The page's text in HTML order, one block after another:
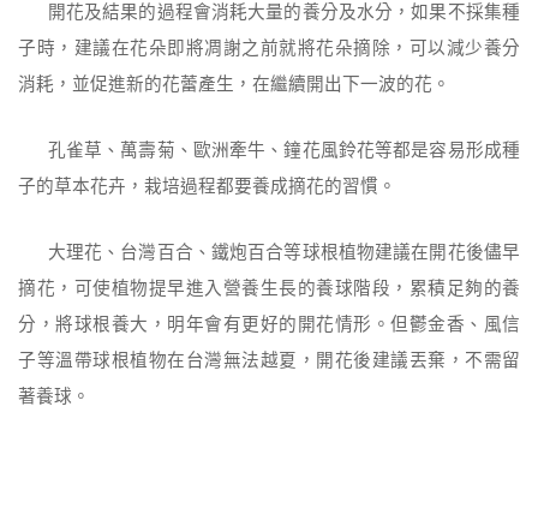
開花及結果的過程會消耗大量的養分及水分，如果不採集種
子時，建議在花朵即將凋謝之前就將花朵摘除，可以減少養分
消耗，並促進新的花蕾產生，在繼續開出下一波的花。
孔雀草、萬壽菊、歐洲牽牛、鐘花風鈴花等都是容易形成種
子的草本花卉，栽培過程都要養成摘花的習慣。
大理花、台灣百合、鐵炮百合等球根植物建議在開花後儘早
摘花，可使植物提早進入營養生長的養球階段，累積足夠的養
分，將球根養大，明年會有更好的開花情形。但鬱金香、風信
子等溫帶球根植物在台灣無法越夏，開花後建議丟棄，不需留
著養球。